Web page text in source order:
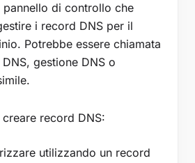
di controllo che
i record DNS per il
Potrebbe essere chiamata
gestione DNS o
record DNS:
utilizzando un record